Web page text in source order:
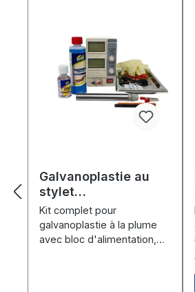
Galvanoplastie au
stylet
"GalvanoBrush" - Kit
de démarrage
Kit complet pour
galvanoplastie à la plume
avec bloc d'alimentation,